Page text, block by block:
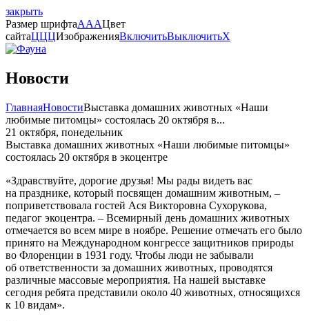
закрыть
Размер шрифтаAAAЦвет
сайтаЦЦЦИзображенияВключитьВыключитьX
Новости
ГлавнаяНовостиВыставка домашних животных «Наши
любимые питомцы» состоялась 20 октября в...
21 октября, понедельник
Выставка домашних животных «Наши любимые питомцы»
состоялась 20 октября в экоцентре
«Здравствуйте, дорогие друзья! Мы рады видеть вас
на празднике, который посвящен домашним животным, –
поприветствовала гостей Ася Викторовна Сухорукова,
педагог экоцентра. – Всемирный день домашних животных
отмечается во всем мире в ноябре. Решение отмечать его было
принято на Международном конгрессе защитников природы
во Флоренции в 1931 году. Чтобы люди не забывали
об ответственности за домашних животных, проводятся
различные массовые мероприятия. На нашей выставке
сегодня ребята представили около 40 животных, относящихся
к 10 видам».